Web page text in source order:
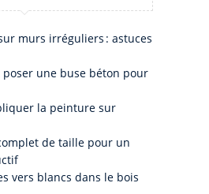
murs irréguliers : astuces
une buse béton pour
la peinture sur
de taille pour un
vers blancs dans le bois